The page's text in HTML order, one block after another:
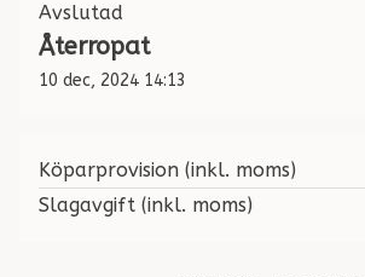
Avslutad
Återropat
10 dec, 2024 14:13
Köparprovision (inkl. moms)
Slagavgift (inkl. moms)